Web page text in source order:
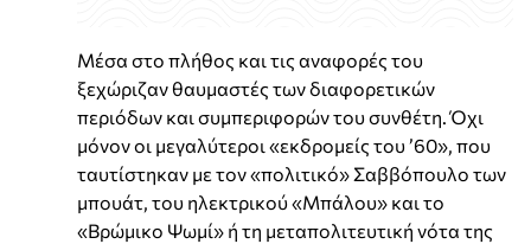
Μέσα στο πλήθος και τις αναφορές του
ξεχώριζαν θαυμαστές των διαφορετικών
περιόδων και συμπεριφορών του συνθέτη. Όχι
μόνον οι μεγαλύτεροι «εκδρομείς του ’60», που
ταυτίστηκαν με τον «πολιτικό» Σαββόπουλο των
μπουάτ, του ηλεκτρικού «Μπάλου» και το
«Βρώμικο Ψωμί» ή τη μεταπολιτευτική νότα της